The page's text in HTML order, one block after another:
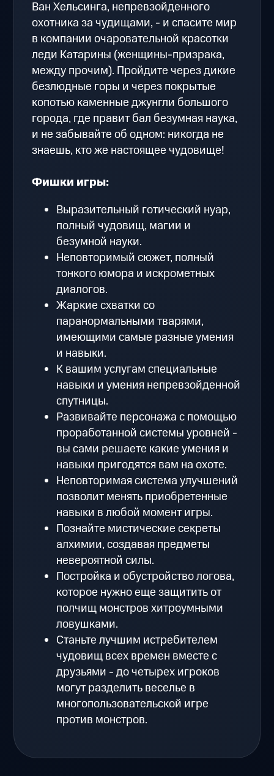
Ван Хельсинга, непревзойденного
охотника за чудищами, - и спасите мир
в компании очаровательной красотки
леди Катарины (женщины-призрака,
между прочим). Пройдите через дикие
безлюдные горы и через покрытые
копотью каменные джунгли большого
города, где правит бал безумная наука,
и не забывайте об одном: никогда не
знаешь, кто же настоящее чудовище!
Фишки игры:
Выразительный готический нуар,
полный чудовищ, магии и
безумной науки.
Неповторимый сюжет, полный
тонкого юмора и искрометных
диалогов.
Жаркие схватки со
паранормальными тварями,
имеющими самые разные умения
и навыки.
К вашим услугам специальные
навыки и умения непревзойденной
спутницы.
Развивайте персонажа с помощью
проработанной системы уровней -
вы сами решаете какие умения и
навыки пригодятся вам на охоте.
Неповторимая система улучшений
позволит менять приобретенные
навыки в любой момент игры.
Познайте мистические секреты
алхимии, создавая предметы
невероятной силы.
Постройка и обустройство логова,
которое нужно еще защитить от
полчищ монстров хитроумными
ловушками.
Станьте лучшим истребителем
чудовищ всех времен вместе с
друзьями - до четырех игроков
могут разделить веселье в
многопользовательской игре
против монстров.